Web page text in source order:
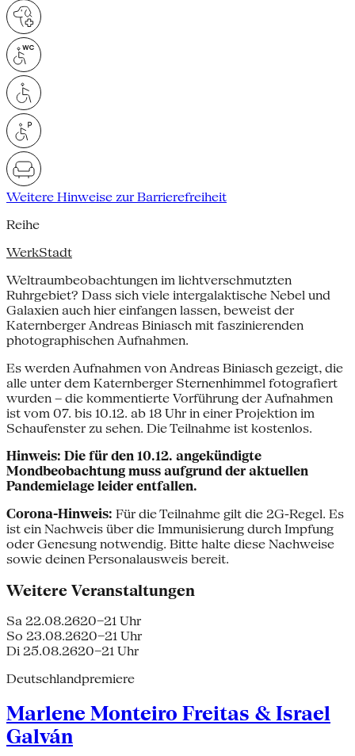
Weitere Hinweise zur Barrierefreiheit
Reihe
WerkStadt
Weltraumbeobachtungen im lichtverschmutzten
Ruhrgebiet? Dass sich viele intergalaktische Nebel und
Galaxien auch hier einfangen lassen, beweist der
Katernberger Andreas Biniasch mit faszinierenden
photographischen Aufnahmen.
Es werden Aufnahmen von Andreas Biniasch gezeigt, die
alle unter dem Katernberger Sternenhimmel fotografiert
wurden – die kommentierte Vorführung der Aufnahmen
ist vom 07. bis 10.12. ab 18 Uhr in einer Projektion im
Schaufenster zu sehen. Die Teilnahme ist kostenlos.
Hinweis: Die für den 10.12. angekündigte
Mondbeobachtung muss aufgrund der aktuellen
Pandemielage leider entfallen.
Corona-Hinweis: Für die Teilnahme gilt die 2G-Regel. Es
ist ein Nachweis über die Immunisierung durch Impfung
oder Genesung notwendig. Bitte halte diese Nachweise
sowie deinen Personalausweis bereit.
Weitere Veranstaltungen
Sa 22.08.2620–21 Uhr
So 23.08.2620–21 Uhr
Di 25.08.2620–21 Uhr
Deutschlandpremiere
Marlene Monteiro Freitas & Israel
Galván